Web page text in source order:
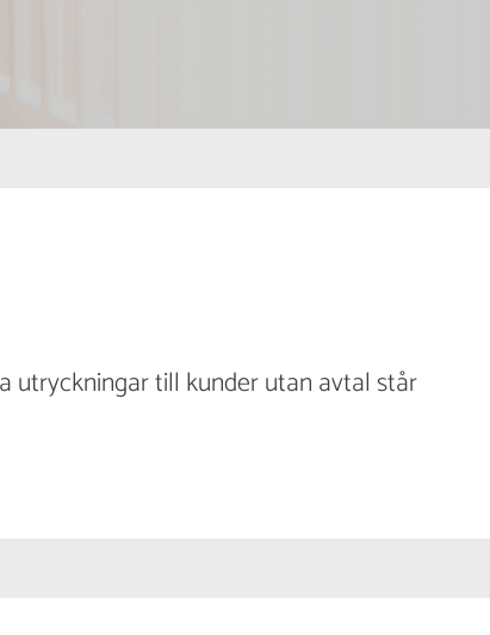
utryckningar till kunder utan avtal står